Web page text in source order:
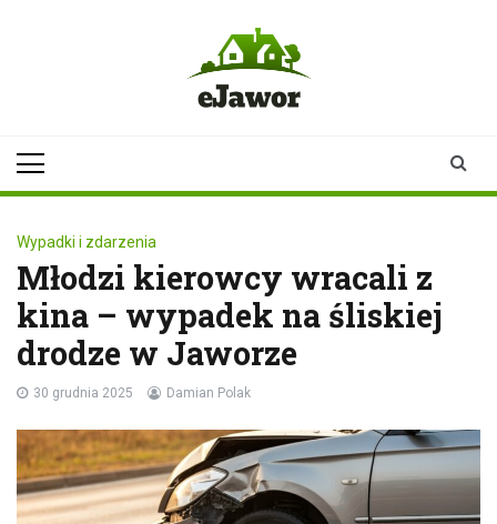
Wypadki i zdarzenia
Młodzi kierowcy wracali z
kina – wypadek na śliskiej
drodze w Jaworze
30 grudnia 2025 Damian Polak